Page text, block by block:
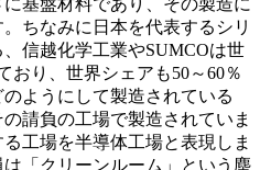
ちなみに日本を代表するシリ
信越化学工業やSUMCOは世
おり、世界シェアも50～60％
ようにして製造されている
請負の工場で製造されていま
工場を半導体工場と表現しま
「クリーンルーム」という塵